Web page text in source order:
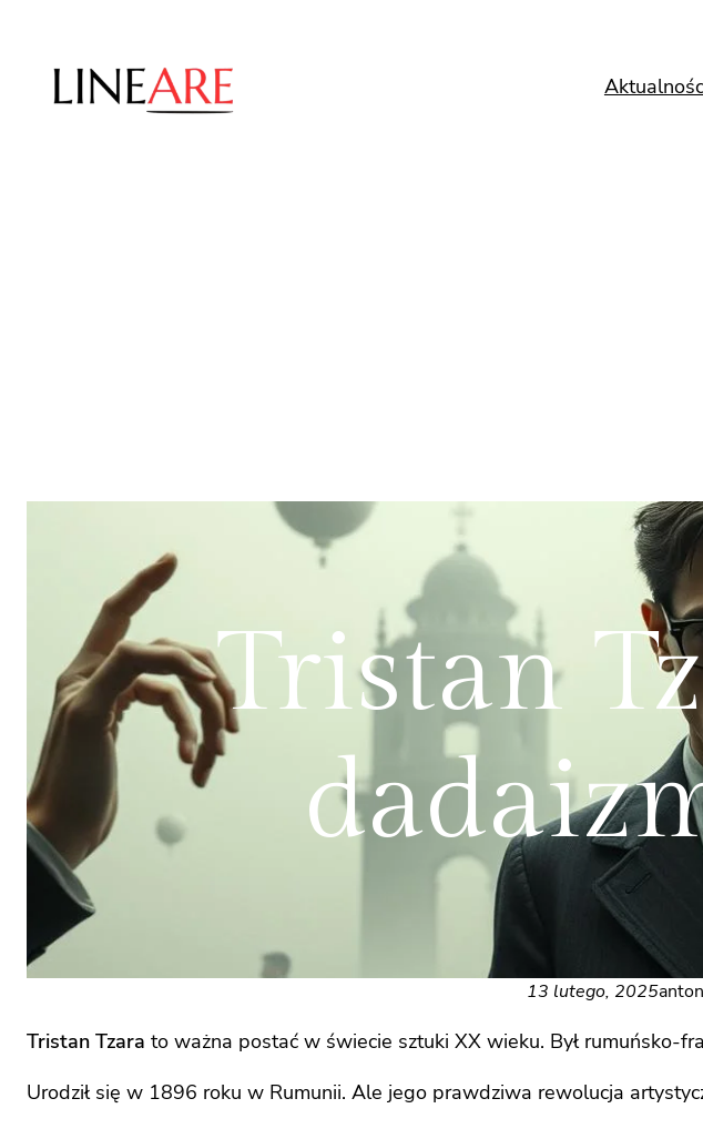
Tristan
13 lutego, 2025
Tristan Tzara to ważna postać w świecie sztuki XX wieku. Był rumuńsko-
Urodził się w 1896 roku w Rumunii. Ale jego prawdziwa rewolucja